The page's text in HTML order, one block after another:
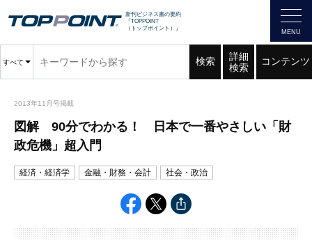
新刊ビジネス書の要約
『TOPPOINT
（トップポイント）』
すべて 検索
詳細
検索
コンテンツ
2013年11月号掲載
図解 90分でわかる！ 日本で一番やさしい「財
政危機」超入門
経済・経済学 金融・財務・会計 社会・政治